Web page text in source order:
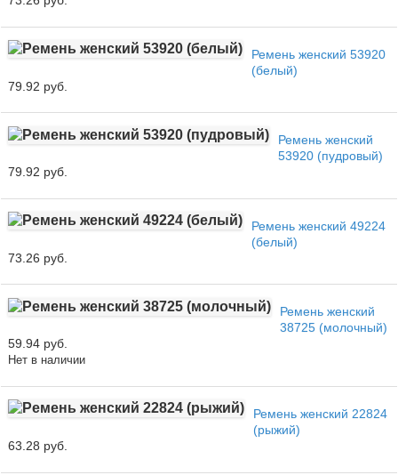
Ремень женский 53920
(белый)
79.92 руб.
Ремень женский
53920 (пудровый)
79.92 руб.
Ремень женский 49224
(белый)
73.26 руб.
Ремень женский
38725 (молочный)
59.94 руб.
Нет в наличии
Ремень женский 22824
(рыжий)
63.28 руб.